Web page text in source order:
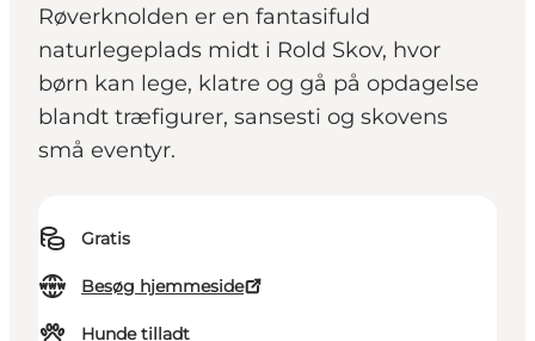
Røverknolden er en fantasifuld
naturlegeplads midt i Rold Skov, hvor
børn kan lege, klatre og gå på opdagelse
blandt træfigurer, sansesti og skovens
små eventyr.
Gratis
Besøg hjemmeside
Hunde tilladt